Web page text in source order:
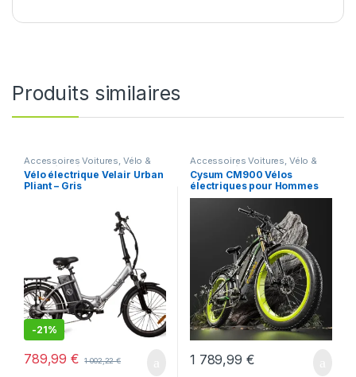
Produits similaires
Accessoires Voitures, Vélo &
GPS Vélos électrique pliants
Vélo électrique Velair Urban
Pliant – Gris
-21%
789,99€ 1 002,22€
Accessoires Voitures, Vélo &
GPS VTT électrique
Cysum CM900 Vélos
électriques pour Hommes
Femmes
1 789,99 €